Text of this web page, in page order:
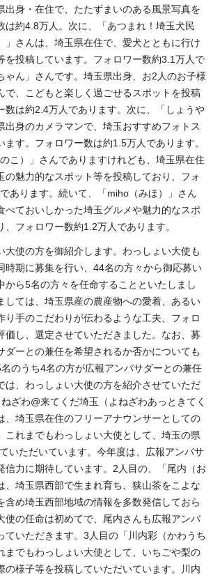
出身・在住で、たたずまいのある風景写真を
は約4.8万人。次に、「あつまれ！埼玉犬民
」さんは、埼玉県在住で、愛犬とともに行け
を投稿しています。フォロワー数約3.1万人で
ゃん」さんです。埼玉県出身、お2人のお子様
で、こどもと楽しく過ごせるスポットを投稿
数は約2.4万人であります。次に、「しょうや
出身のカメラマンで、埼玉おすすめフォトス
ます。フォロワー数は約1.5万人であります。
こ）」さんでありますけれども、埼玉県在住
の魅力的なスポット等を投稿しており、フォ
あります。続いて、「miho（みほ）」さん
べておいしかった埼玉グルメや魅力的なスポ
、フォロワー数約1.2万人であります。
使の方を御紹介します。わっしょい大使も
時期に募集を行い、44名の方々から御応募い
から5名の方々を任命することといたしまし
しては、埼玉県産の農産物への愛着、あるい
り手のこだわりが伝わるような工夫、フォロ
価し、選定させていただきました。なお、募
ダーとの兼任を希望されるか否かについても
のうち4名の方が広報アンバサダーとの兼任
は、わっしょい大使の方を紹介させていただ
ざわ@来てくだ埼玉（よねざわあっときてく
、埼玉県在住のフリーアナウンサーとしての
これまでもわっしょい大使として、埼玉の県
いただいています。今年度は、広報アンバサ
信力に期待しています。2人目の、「尾内（お
、埼玉県西部で生まれ育ち、狭山茶をこよな
含め埼玉西部地域の情報を多数発信しておら
使の任命は初めてで、尾内さんも広報アンバ
ていただきます。3人目の「川内彩（かわうち
までもわっしょい大使として、いちごや梨の
の様子等を投稿していただいています。川内